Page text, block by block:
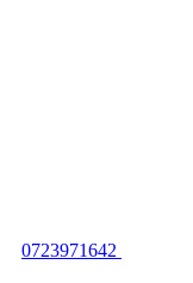
0723971642